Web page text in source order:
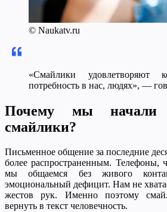
© Naukatv.ru
«Смайлики удовлетворяют
потребность в нас, людях», —
Почему мы начали
смайлики?
Письменное общение за последние
более распространенным.
мы общаемся без живого
эмоциональный дефицит. Нам не
жестов рук. Именно поэтому
вернуть в текст человечность.